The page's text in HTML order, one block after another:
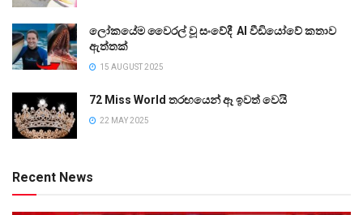
ලෝකයේම වෛරල් වූ සංවේදී AI වීඩියෝවේ කතාව
ඇත්තක්
15 AUGUST 2025
72 Miss World තරඟයෙන් ඈ ඉවත් වෙයි
22 MAY 2025
Recent News